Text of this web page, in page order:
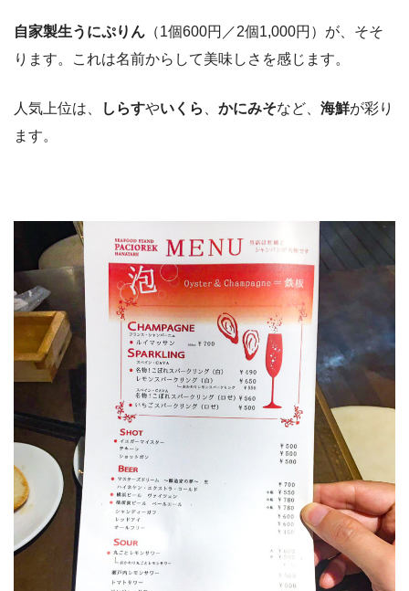
自家製生うにぷりん （1個600円／2個1,000円）が、そそ
ります。これは名前からして美味しさを感じます。
人気上位は、 しらすやいくら かにみそなど、 海鮮が彩り
ます。